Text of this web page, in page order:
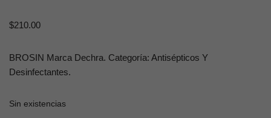
$210.00
BROSIN Marca Dechra. Categoría: Antisépticos Y
Desinfectantes.
Sin existencias